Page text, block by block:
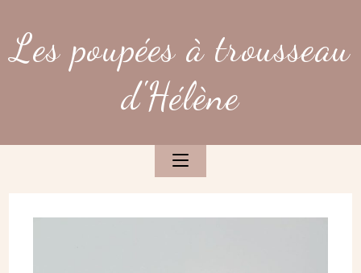
content
Les poupées à trousseau
d'Hélène